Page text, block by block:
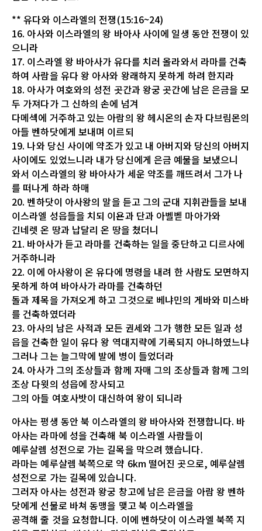
** 유다와 이스라엘의 전쟁(15:16~24)
16. 아사와 이스라엘의 왕 바아사 사이에 일생 동안 전쟁이 있
으니라
17. 이스라엘 왕 바아사가 유다를 치러 올라와서 라마를 건축
하여 사람을 유다 왕 아사와 왕래하지 못하게 하려 한지라
18. 아사가 여호와의 성전 곳간과 왕궁 곳간에 남은 은금을 모
두 가져다가 그 신하의 손에 넘겨
다메섹에 거주하고 있는 아람의 왕 헤시온의 손자 다브림몬의
아들 벤하닷에게 보내며 이르되
19. 나와 당신 사이에 약조가 있고 내 아버지와 당신의 아버지
사이에도 있었느니라 내가 당신에게 은금 예물을 보냈으니
와서 이스라엘의 왕 바아사가 세운 약조를 깨뜨려서 그가 나
를 떠나게 하라 하매
20. 벤하닷이 아사왕의 말을 듣고 그의 군대 지휘관들을 보내
이스라엘 성읍들을 치되 이욘과 단과 아벨벧 마아가와
긴네렛 온 땅과 납달리 온 땅을 쳤더니
21. 바아사가 듣고 라마를 건축하는 일을 중단하고 디르사에
거주하니라
22. 이에 아사왕이 온 유다에 명령을 내려 한 사람도 모면하지
못하게 하여 바아사가 라마를 건축하던
돌과 제목을 가져오게 하고 그것으로 베냐민의 게바와 미스바
를 건축하였더라
23. 아사의 남은 사적과 모든 권세와 그가 행한 모든 일과 성
읍을 건축한 일이 유다 왕 역대지략에 기록되지 아니하였느냐
그러나 그는 늘그막에 발에 병이 들었더라
24. 아사가 그의 조상들과 함께 자매 그의 조상들과 함께 그의
조상 다윗의 성읍에 장사되고
그의 아들 여호사밧이 대신하여 왕이 되니라
아사는 평생 동안 북 이스라엘의 왕 바아사와 전쟁합니다. 바
아사는 라마에 성을 건축해 북 이스라엘 사람들이
예루살렘 성전으로 가는 길목을 막으려 했습니다.
라마는 예루살렘 북쪽으로 약 6km 떨어진 곳으로, 예루살렘
성전으로 가는 길목에 있습니다.
그러자 아사는 성전과 왕궁 창고에 남은 은금을 아람 왕 벤하
닷에게 선물로 바쳐 동맹을 맺고 북 이스라엘을
공격해 줄 것을 요청합니다. 이에 벤하닷이 이스라엘 북쪽 지